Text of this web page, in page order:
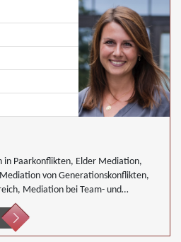
Paarkonflikten, Elder Mediation,
von Generationskonflikten,
Mediation bei Team- und
Schulmediation,